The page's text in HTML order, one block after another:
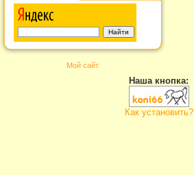
Мой сайт
Наша кнопка:
Как установить?